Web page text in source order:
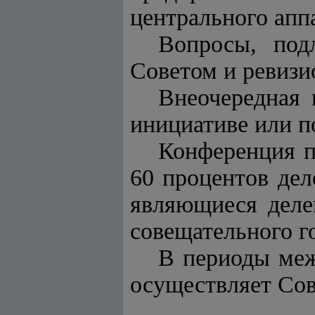
центрального
Вопросы,
Советом и
Внеочередная
инициативе или
Конференция
60 процентов
являющиеся
совещательного
В периоды
осуществляет